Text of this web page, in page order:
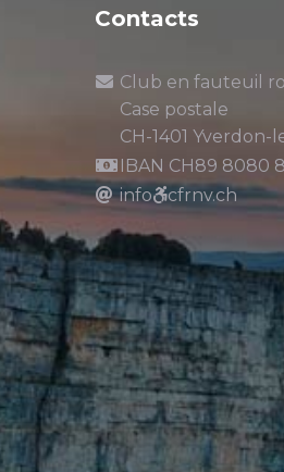
Contacts
Club en fauteuil
Case postale
CH-1401 Yverdon-
IBAN CH89 8080
info
cfrnv.ch